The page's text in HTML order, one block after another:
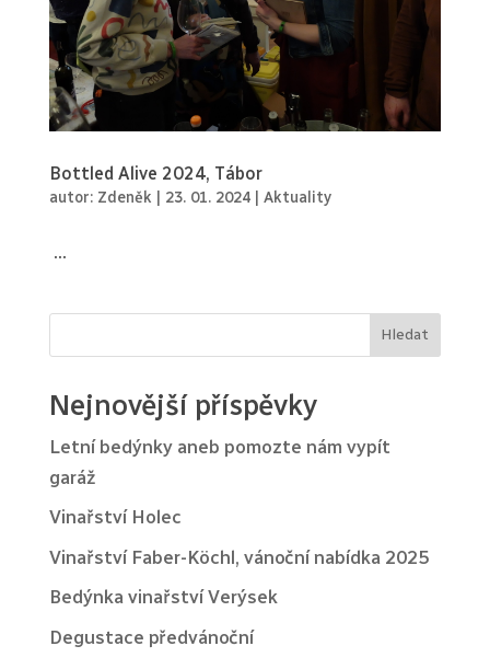
Bottled Alive 2024, Tábor
autor: Zdeněk 23. 01. 2024| Aktuality
...
Hledat
Nejnovější příspěvky
Letní bedýnky aneb pomozte nám vypít
garáž
Vinařství Holec
Vinařství Faber-Köchl, vánoční nabídka 2025
Bedýnka vinařství Verýsek
Degustace předvánoční